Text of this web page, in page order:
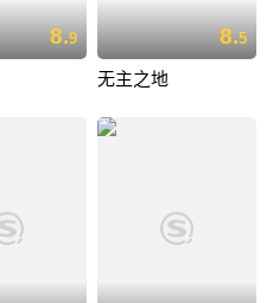
8.9 8.5
无主之地